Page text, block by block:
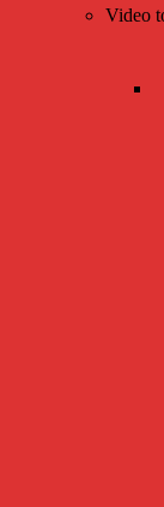
Video